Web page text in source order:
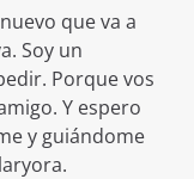
que va a
Soy un
Porque vos
Y espero
y guiándome